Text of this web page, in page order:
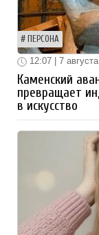
ПЕРСОНА
12:07 | 7 августа
Каменский
превращает
в искусство